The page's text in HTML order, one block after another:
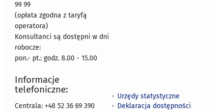
99 99
(opłata zgodna z taryfą
operatora)
Konsultanci są dostępni w dni
robocze:
pon.- pt.: godz. 8.00 - 15.00
Informacje
telefoniczne:
Centrala: +48 52 36 69 390
Urzędy statystyczne
Deklaracja dostępności